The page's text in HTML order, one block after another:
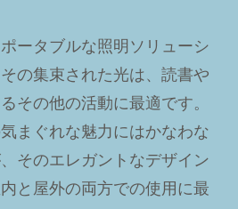
ータブルな照明ソリューシ
の集束された光は、読書や
その他の活動に最適です。
まぐれな魅力にはかなわな
そのエレガントなデザイン
と屋外の両方での使用に最